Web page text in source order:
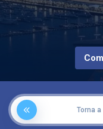
Torna a